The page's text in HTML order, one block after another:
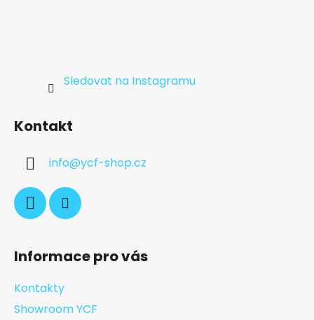
Sledovat na Instagramu
Kontakt
info@ycf-shop.cz
Informace pro vás
Kontakty
Showroom YCF